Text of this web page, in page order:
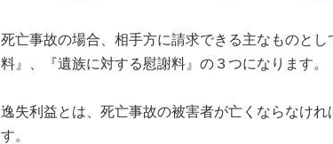
死亡事故の場合、相手方に請求できる主なものと
料』、『遺族に対する慰謝料』の３つになります。
逸失利益とは、死亡事故の被害者が亡くならなけ
す。